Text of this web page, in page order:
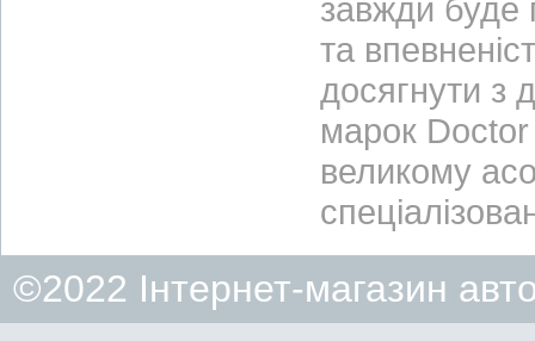
завжди буде
та
досягнути з
марок
великому
©2022 Інтернет-магазин